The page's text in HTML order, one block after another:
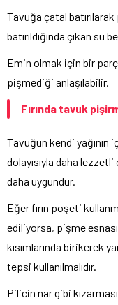
Tavuğa çatal
batırıldığında çıkan
Emin olmak için bir
pişmediği anlaşılabilir.
Fırında tavuk
Tavuğun kendi yağının
dolayısıyla daha
daha uygundur.
Eğer fırın poşeti
ediliyorsa, pişme
kısımlarında birikerek
tepsi kullanılmalıdır.
Pilicin nar gibi